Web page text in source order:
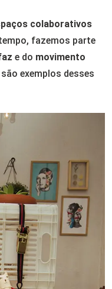
colaborativos
fazemos parte
e do movimento
são exemplos desses